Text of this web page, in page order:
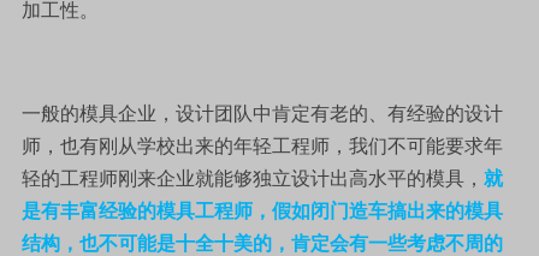
加工性。
一般的模具企业，设计团队中肯定有老的、有经验的设计
师，也有刚从学校出来的年轻工程师，我们不可能要求年
轻的工程师刚来企业就能够独立设计出高水平的模具， 就
是有丰富经验的模具工程师，假如闭门造车搞出来的模具
结构，也不可能是十全十美的，肯定会有一些考虑不周的